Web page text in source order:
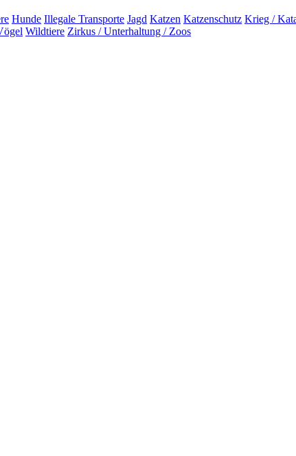
Hunde Illegale Transporte Jagd Katzen Katzenschutz Krieg /
Wildtiere Zirkus / Unterhaltung / Zoos